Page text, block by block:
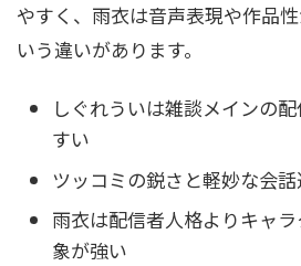
やすく、雨衣は音声表現や作品
いう違いがあります。
しぐれういは雑談メインの
すい
ツッコミの鋭さと軽妙な会
雨衣は配信者人格よりキャ
象が強い